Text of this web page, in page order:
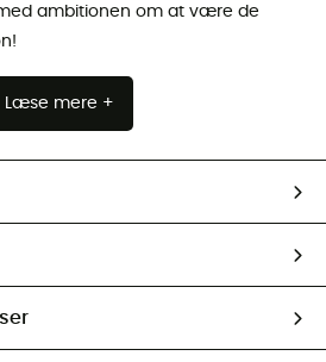
ambitionen om at være de
Læse mere +